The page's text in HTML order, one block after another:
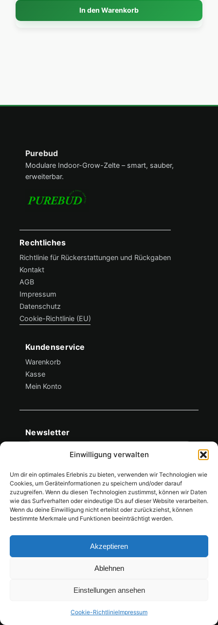
Einwilligung verwalten
Um dir ein optimales Erlebnis zu bieten, verwenden wir Technologien wie
Cookies, um Geräteinformationen zu speichern und/oder darauf
zuzugreifen. Wenn du diesen Technologien zustimmst, können wir Daten
wie das Surfverhalten oder eindeutige IDs auf dieser Website verarbeiten.
Wenn du deine Einwilligung nicht erteilst oder zurückziehst, können
bestimmte Merkmale und Funktionen beeinträchtigt werden.
Akzeptieren
Ablehnen
Einstellungen ansehen
Cookie-RichtlinieImpressum
In den Warenkorb
Über PureBud
Purebud
Modulare Indoor-Grow-Zelte – smart, sauber,
erweiterbar.
Rechtliches
Footer Menü
Richtlinie für Rückerstattungen und Rückgaben
Kontakt
AGB
Impressum
Datenschutz
Cookie-Richtlinie (EU)
Kundenservice
Hilfe & Support
Warenkorb
Kasse
Mein Konto
Newsletter
derDatenschutzerklärung .
Abonnieren
14 Tage Rückgabe